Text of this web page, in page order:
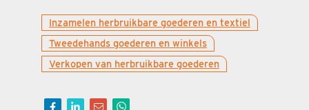
Inzamelen herbruikbare goederen en textiel
Tweedehands goederen en winkels
Verkopen van herbruikbare goederen